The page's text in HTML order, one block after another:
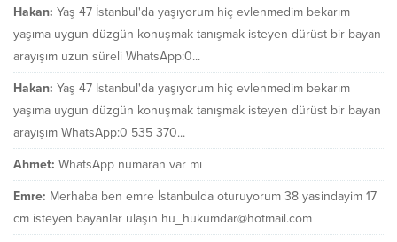
Hakan: Yaş 47 İstanbul'da yaşıyorum hiç evlenmedim bekarım
yaşıma uygun düzgün konuşmak tanışmak isteyen dürüst bir bayan
arayışım uzun süreli WhatsApp:0...
Hakan: Yaş 47 İstanbul'da yaşıyorum hiç evlenmedim bekarım
yaşıma uygun düzgün konuşmak tanışmak isteyen dürüst bir bayan
arayışım WhatsApp:0 535 370...
Ahmet: WhatsApp numaran var mı
Emre: Merhaba ben emre İstanbulda oturuyorum 38 yasindayim 17
cm isteyen bayanlar ulaşın hu_hukumdar@hotmail.com